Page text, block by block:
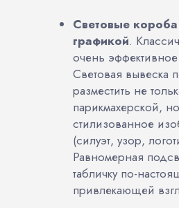
Световые
графикой.
очень
Световая вывеска
разместить не
парикмахерской,
стилизованное
(силуэт, узор,
Равномерная
табличку по-
привлекающей